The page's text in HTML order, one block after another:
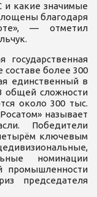
и какие значимые
благодаря
— отметил
государственная
более 300
единственный в
общей сложности
около 300 тыс.
называет
Победители
ключевым
номинации
промышленности
председателя